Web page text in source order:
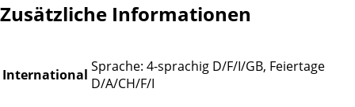
Zusätzliche Informationen
International Sprache: 4-sprachig D/F/I/GB, Feiertage
D/A/CH/F/I